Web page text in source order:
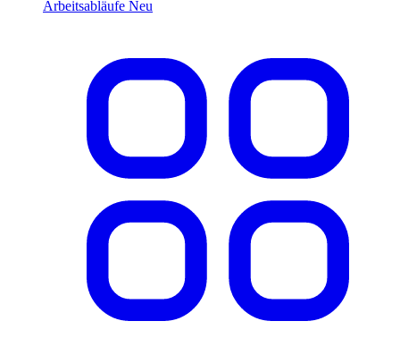
Arbeitsabläufe Neu